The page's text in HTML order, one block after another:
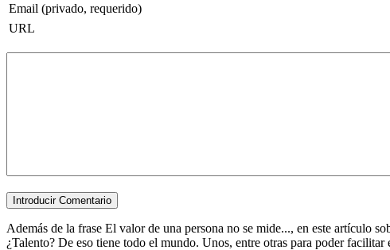
Email (privado, requerido)
URL
Además de la frase El valor de una persona no se mide..., en este artículo
¿Talento? De eso tiene todo el mundo. Unos, entre otras para poder facilitar